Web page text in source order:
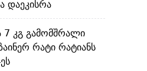
დაეკისრა
კგ გამომშრალი
რატი რატიანს